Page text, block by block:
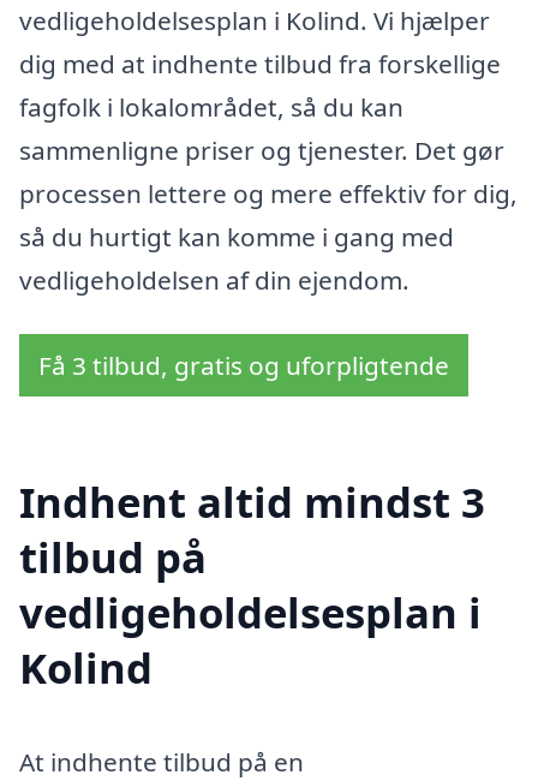
vedligeholdelsesplan i Kolind. Vi hjælper
dig med at indhente tilbud fra forskellige
fagfolk i lokalområdet, så du kan
sammenligne priser og tjenester. Det gør
processen lettere og mere effektiv for dig,
så du hurtigt kan komme i gang med
vedligeholdelsen af din ejendom.
Få 3 tilbud, gratis og uforpligtende
Indhent altid mindst 3
tilbud på
vedligeholdelsesplan i
Kolind
At indhente tilbud på en